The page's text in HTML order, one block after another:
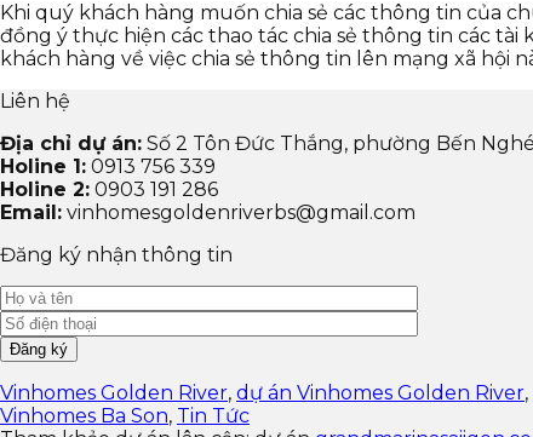
Khi quý khách hàng muốn chia sẻ các thông tin của
đồng ý thực hiện các thao tác chia sẻ thông tin các tài
khách hàng về việc chia sẻ thông tin lên mạng xã hội
Liên hệ
Địa chỉ dự án: Số 2 Tôn Đức Thắng, phường Bến
Holine 1: 0913 756 339
Holine 2: 0903 191 286
Email: vinhomesgoldenriverbs@gmail.com
Đăng ký nhận thông tin
Vinhomes Golden River, dự án Vinhomes Golden River,
Vinhomes Ba Son, Tin Tức